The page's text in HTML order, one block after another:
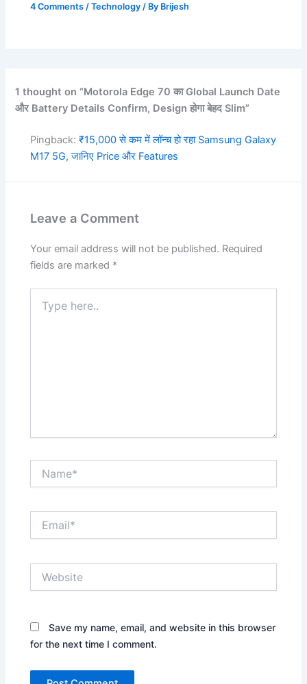
4 Comments /Technology / By Brijesh
1 thought on “Motorola Edge 70 का Global Launch Date
और Battery Details Confirm, Design होगा बेहद Slim”
Pingback:₹15,000 से कम में लॉन्च हो रहा Samsung Galaxy
M17 5G, जानिए Price और Features
Leave a Comment
Your email address will not be published. Required
fields are marked *
Save my name, email, and website in this browser
for the next time I comment.